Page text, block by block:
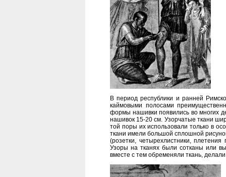
В период республики и ранней
каймовыми полосами
формы нашивки появились во многих
нашивок 15-20 см. Узорчатые ткани
той поры их использовали только в
ткани имели большой сплошной
(розетки, четырехлистники,
Узоры на тканях были сотканы или
вместе с тем обременяли ткань,